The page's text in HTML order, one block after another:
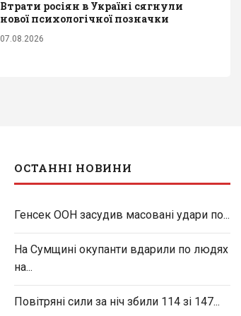
Втрати росіян в Україні сягнули
нової психологічної позначки
07.08.2026
ОСТАННІ НОВИНИ
Генсек ООН засудив масовані удари по...
На Сумщині окупанти вдарили по людях
на...
Повітряні сили за ніч збили 114 зі 147...